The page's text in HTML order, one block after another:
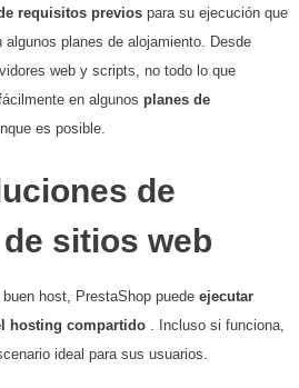
requisitos previospara su ejecución que
planes de alojamiento. Desde
web y scripts, no todo lo que
en algunos planes de
es posible.
de
sitios web
host, PrestaShop puede ejecutar
hosting compartido. Incluso si funciona,
ideal para sus usuarios.